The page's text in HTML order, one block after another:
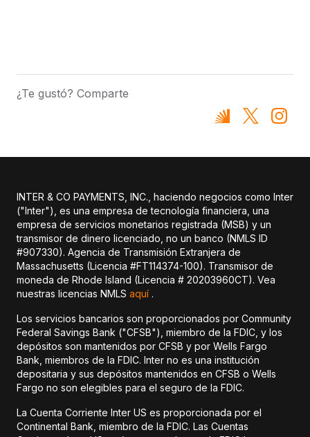
¿Te gustó? Comparte
INTER & CO PAYMENTS, INC., haciendo negocios como Inter
("Inter"), es una empresa de tecnología financiera, una
empresa de servicios monetarios registrada (MSB) y un
transmisor de dinero licenciado, no un banco (NMLS ID
#907330). Agencia de Transmisión Extranjera de
Massachusetts (Licencia #FT114374-100). Transmisor de
moneda de Rhode Island (Licencia # 20203960CT). Vea
nuestras licencias NMLS aquí .
Los servicios bancarios son proporcionados por Community
Federal Savings Bank ("CFSB"), miembro de la FDIC, y los
depósitos son mantenidos por CFSB y por Wells Fargo
Bank, miembros de la FDIC. Inter no es una institución
depositaria y sus depósitos mantenidos en CFSB o Wells
Fargo no son elegibles para el seguro de la FDIC.
La Cuenta Corriente Inter US es proporcionada por el
Continental Bank, miembro de la FDIC. Las Cuentas